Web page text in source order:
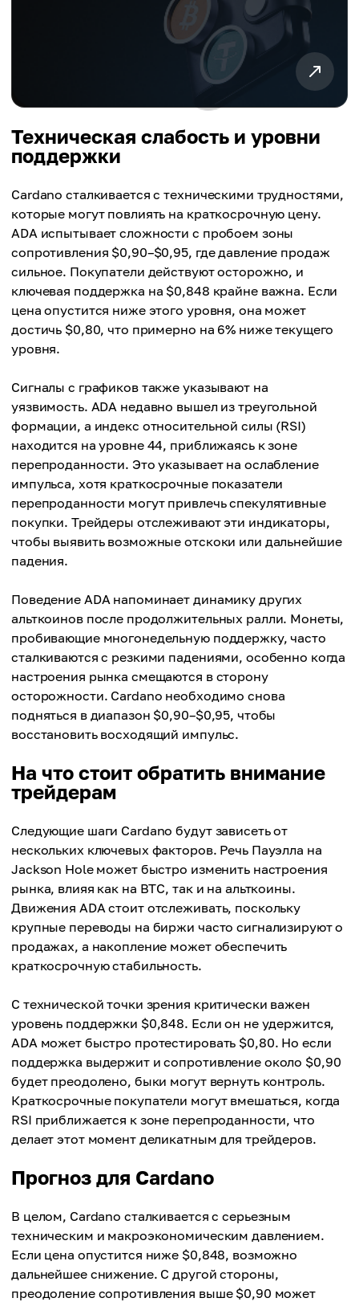
Техническая слабость и уровни
поддержки
Cardano сталкивается с техническими трудностями,
которые могут повлиять на краткосрочную цену.
ADA испытывает сложности с пробоем зоны
сопротивления $0,90–$0,95, где давление продаж
сильное. Покупатели действуют осторожно, и
ключевая поддержка на $0,848 крайне важна. Если
цена опустится ниже этого уровня, она может
достичь $0,80, что примерно на 6% ниже текущего
уровня.
Сигналы с графиков также указывают на
уязвимость. ADA недавно вышел из треугольной
формации, а индекс относительной силы (RSI)
находится на уровне 44, приближаясь к зоне
перепроданности. Это указывает на ослабление
импульса, хотя краткосрочные показатели
перепроданности могут привлечь спекулятивные
покупки. Трейдеры отслеживают эти индикаторы,
чтобы выявить возможные отскоки или дальнейшие
падения.
Поведение ADA напоминает динамику других
альткоинов после продолжительных ралли. Монеты,
пробивающие многонедельную поддержку, часто
сталкиваются с резкими падениями, особенно когда
настроения рынка смещаются в сторону
осторожности. Cardano необходимо снова
подняться в диапазон $0,90–$0,95, чтобы
восстановить восходящий импульс.
На что стоит обратить внимание
трейдерам
Следующие шаги Cardano будут зависеть от
нескольких ключевых факторов. Речь Пауэлла на
Jackson Hole может быстро изменить настроения
рынка, влияя как на BTC, так и на альткоины.
Движения ADA стоит отслеживать, поскольку
крупные переводы на биржи часто сигнализируют о
продажах, а накопление может обеспечить
краткосрочную стабильность.
С технической точки зрения критически важен
уровень поддержки $0,848. Если он не удержится,
ADA может быстро протестировать $0,80. Но если
поддержка выдержит и сопротивление около $0,90
будет преодолено, быки могут вернуть контроль.
Краткосрочные покупатели могут вмешаться, когда
RSI приближается к зоне перепроданности, что
делает этот момент деликатным для трейдеров.
Прогноз для Cardano
В целом, Cardano сталкивается с серьезным
техническим и макроэкономическим давлением.
Если цена опустится ниже $0,848, возможно
дальнейшее снижение. С другой стороны,
преодоление сопротивления выше $0,90 может